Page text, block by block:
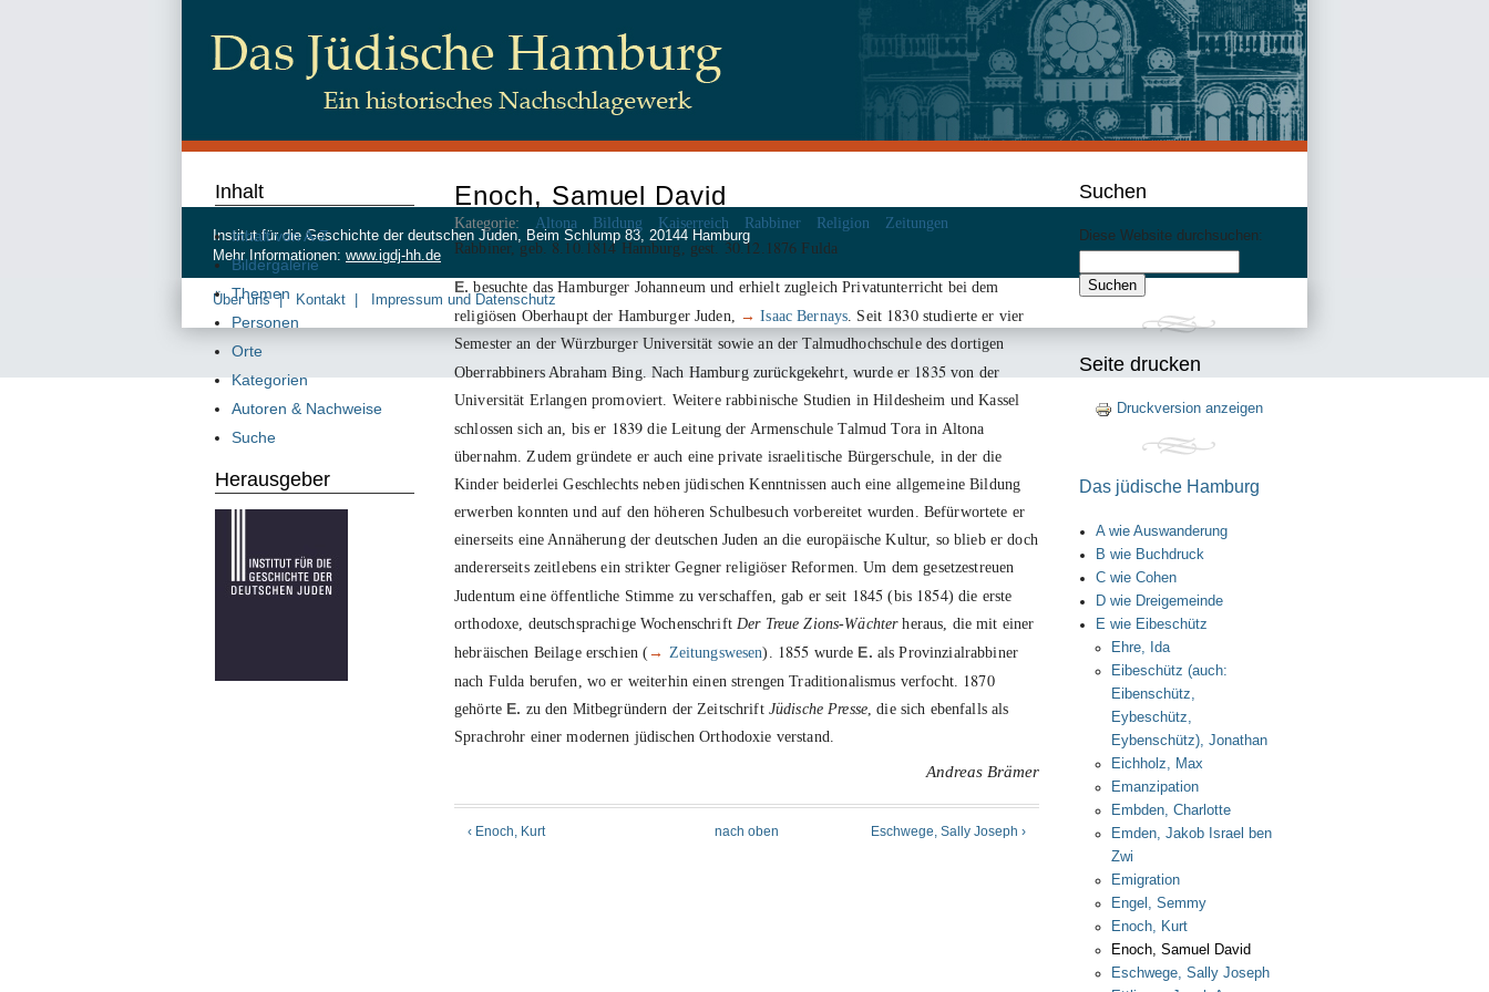
Enoch, Samuel David
Kategorie: Altona Bildung Kaiserreich Rabbiner Religion Zeitungen
Rabbiner, geb. 8 10. 1814 Hamburg, gest. 30.12 1876 Fulda
E. besuchte das Hamburger Johanneum und erhielt zugleich Privatunterricht bei dem
religiösen Oberhaupt der Hamburger Juden,
→ Isaac Bernays . Seit 1830studierte er vier
Semester an der Würzburger Universität sowie an der Talmudhochschule des dortigen
Oberrabbiners Abraham Bing. Nach Hamburg zurückgekehrt, wurde er 1835von der
Universität Erlangen promoviert. Weitere rabbinische Studien in Hildesheim und Kassel
schlossen sich an, bis er 1839 die Leitung der Armenschule Talmud Tora in Altona
übernahm. Zudem gründete er auch eine private israelitische Bürgerschule, in der die
Kinder beiderlei Geschlechts neben jüdischen Kenntnissen auch eine allgemeine Bildung
erwerben konnten und auf den höheren Schulbesuch vorbereitet wurden. Befürwortete er
einerseits eine Annäherung der deutschen Juden an die europäische Kultur, so blieb er doch
andererseits zeitlebens ein strikter Gegner religiöser Reformen. Um dem gesetzestreuen
Judentum eine öffentliche Stimme zu verschaffen, gab er seit 1845 (bis 1854) die erste
orthodoxe, deutschsprachige Wochenschrift Der Treue Zions-Wächterheraus, die mit einer
hebräischen Beilage erschien (→ Zeitungswesen). 1855 wurde E. als Provinzialrabbiner
nach Fulda berufen, wo er weiterhin einen strengen Traditionalismus verfocht.
1870
gehörte E. zu den Mitbegründern der Zeitschrift Jüdische Presse , die sich ebenfalls als
Sprachrohr einer modernen jüdischen Orthodoxie verstand.
Andreas Brämer
‹ Enoch, Kurt nach oben Eschwege, Sally Joseph ›
Inhalt
Inhalt von A-Z
Bildergalerie
Themen
Personen
Orte
Kategorien
Autoren & Nachweise
Suche
Herausgeber
Suchen
Diese Website durchsuchen:
Seite drucken
Druckversion anzeigen
Das jüdische Hamburg
A wie Auswanderung
B wie Buchdruck
C wie Cohen
D wie Dreigemeinde
E wie Eibeschütz
Ehre, Ida
Eibeschütz (auch:
Eibenschütz,
Eybeschütz,
Eybenschütz), Jonathan
Eichholz, Max
Emanzipation
Embden, Charlotte
Emden, Jakob Israel ben
Zwi
Emigration
Engel, Semmy
Enoch, Kurt
Enoch, Samuel David
Eschwege, Sally Joseph
Institut für die Geschichte der deutschen Juden, Beim Schlump 83, 20144 Hamburg
Mehr Informationen: www.igdj-hh.de
Über uns Kontakt Impressum und Datenschutz